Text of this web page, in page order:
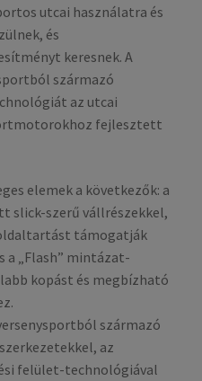
utcai használatra és
és
keresnek. A
származó
az utcai
fejlesztett
elemek a következők: a
slick-szerű vállrészekkel,
támogatják
„Flash” mintázat-
kopást és megbízható
származó
az
felület-technológiával